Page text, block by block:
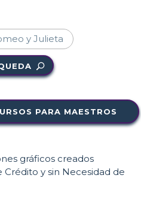
PARA MAESTROS
gráficos creados
Crédito y sin Necesidad de